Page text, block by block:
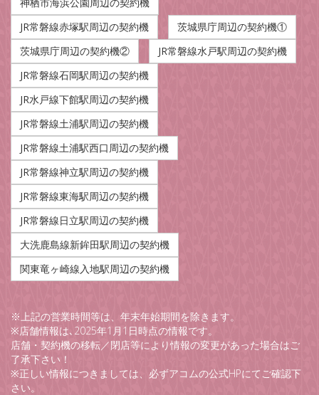
JR常磐線赤塚駅周辺の契約機
茨城県庁周辺の契約機①
茨城県庁周辺の契約機②
JR常磐線水戸駅周辺の契約機
JR常磐線石岡駅周辺の契約機
JR水戸線下館駅周辺の契約機
JR常磐線土浦駅周辺の契約機
JR常磐線土浦駅西口周辺の契約機
JR常磐線神立駅周辺の契約機
JR常磐線東海駅周辺の契約機
JR常磐線日立駅周辺の契約機
大洗鹿島線新鉾田駅周辺の契約機
関東竜ヶ崎線入地駅周辺の契約機
※上記の営業時間等は、年末年始期間を除きます。
※店舗情報は､2025年1月1日時点の情報です。
店舗・契約機の移転／閉店等により情報の変更があった場合はご
了承下さい！
※正しい情報につきましては、必ずアコムの公式HPにてご確認下
さい。